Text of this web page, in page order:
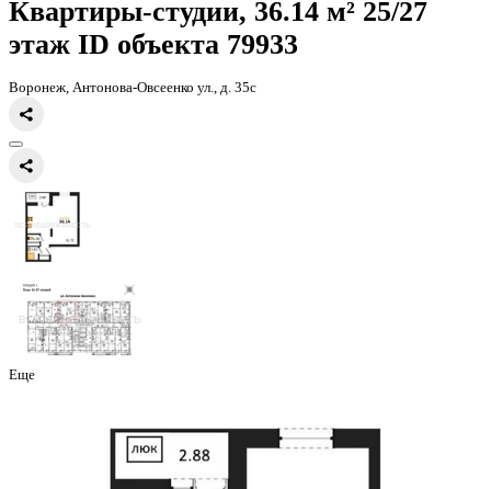
Главная КаталогВсе ЖК ЖД Навигатор
Квартиры-студии, 36.14 м²
этаж
Воронеж, Антонова-Овсеенко ул., д. 35с